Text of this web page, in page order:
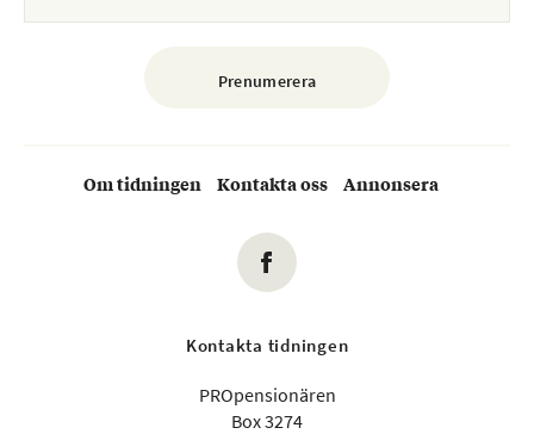
Om tidningen Kontakta oss Annonsera
Kontakta tidningen
PROpensionären
Box 3274